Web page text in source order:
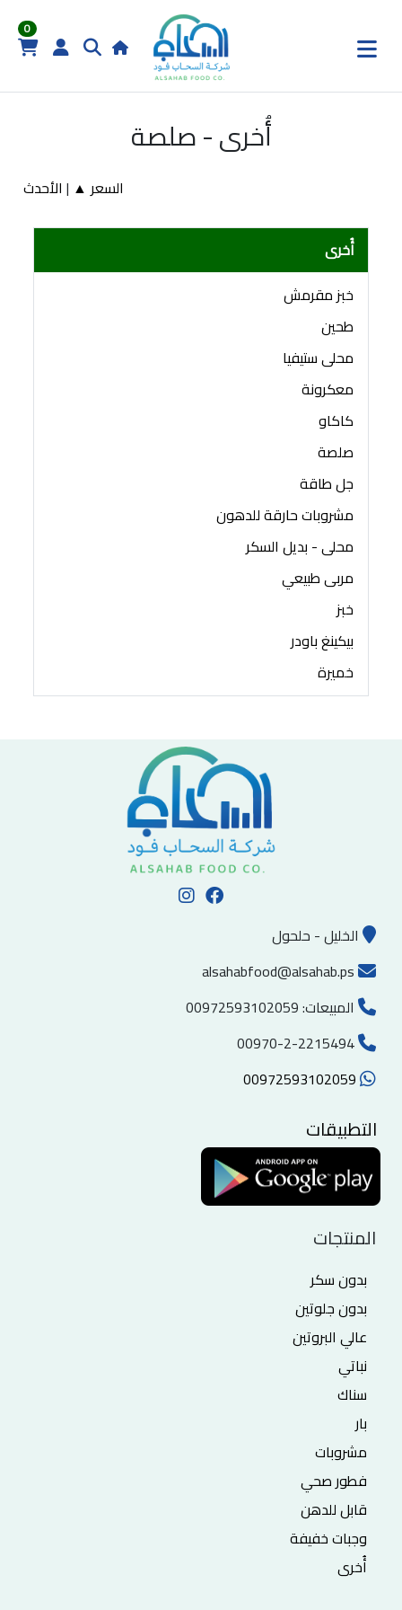
0
أُخرى - صلصة
السعر ▲ | الأحدث
أُخرى
خبز مقرمش
طحين
محلى ستيفيا
معكرونة
كاكاو
صلصة
جل طاقة
مشروبات حارقة للدهون
محلى - بديل السكر
مربى طبيعي
خبز
بيكينغ باودر
خميرة
الخليل - حلحول
alsahabfood@alsahab.ps
المبيعات:00972593102059
التطبيقات
المنتجات
بدون سكر
بدون جلوتين
عالي البروتين
نباتي
سناك
بار
مشروبات
فطور صحي
قابل للدهن
وجبات خفيفة
أُخرى